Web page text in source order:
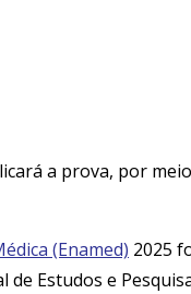
a prova, por
(Enamed) 2025
Estudos e